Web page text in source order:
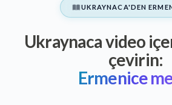
UKRAYNACA'DEN
Ukraynaca video
çevirin:
Ermenice